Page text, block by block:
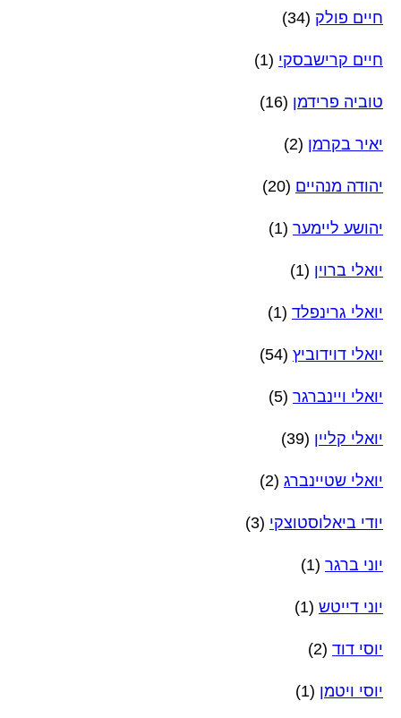
חיים פולק (34)
חיים קרישבסקי (1)
טוביה פרידמן (16)
יאיר בקרמן (2)
יהודה מנהיים (20)
יהושע ליימער (1)
יואלי ברוין (1)
יואלי גרינפלד (1)
יואלי דוידוביץ (54)
יואלי ויינברגר (5)
יואלי קליין (39)
יואלי שטיינברג (2)
יודי ביאלוסטוצקי (3)
יוני ברגר (1)
יוני דייטש (1)
יוסי דוד (2)
יוסי ויטמן (1)